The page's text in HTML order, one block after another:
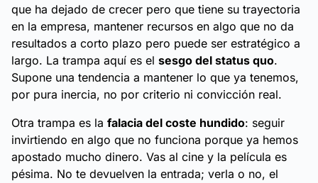
que ha dejado de crecer pero que tiene su trayectoria
en la empresa, mantener recursos en algo que no da
resultados a corto plazo pero puede ser estratégico a
largo. La trampa aquí es el sesgo del status quo.
Supone una tendencia a mantener lo que ya tenemos,
por pura inercia, no por criterio ni convicción real.
Otra trampa es la falacia del coste hundido: seguir
invirtiendo en algo que no funciona porque ya hemos
apostado mucho dinero. Vas al cine y la película es
pésima. No te devuelven la entrada; verla o no, el